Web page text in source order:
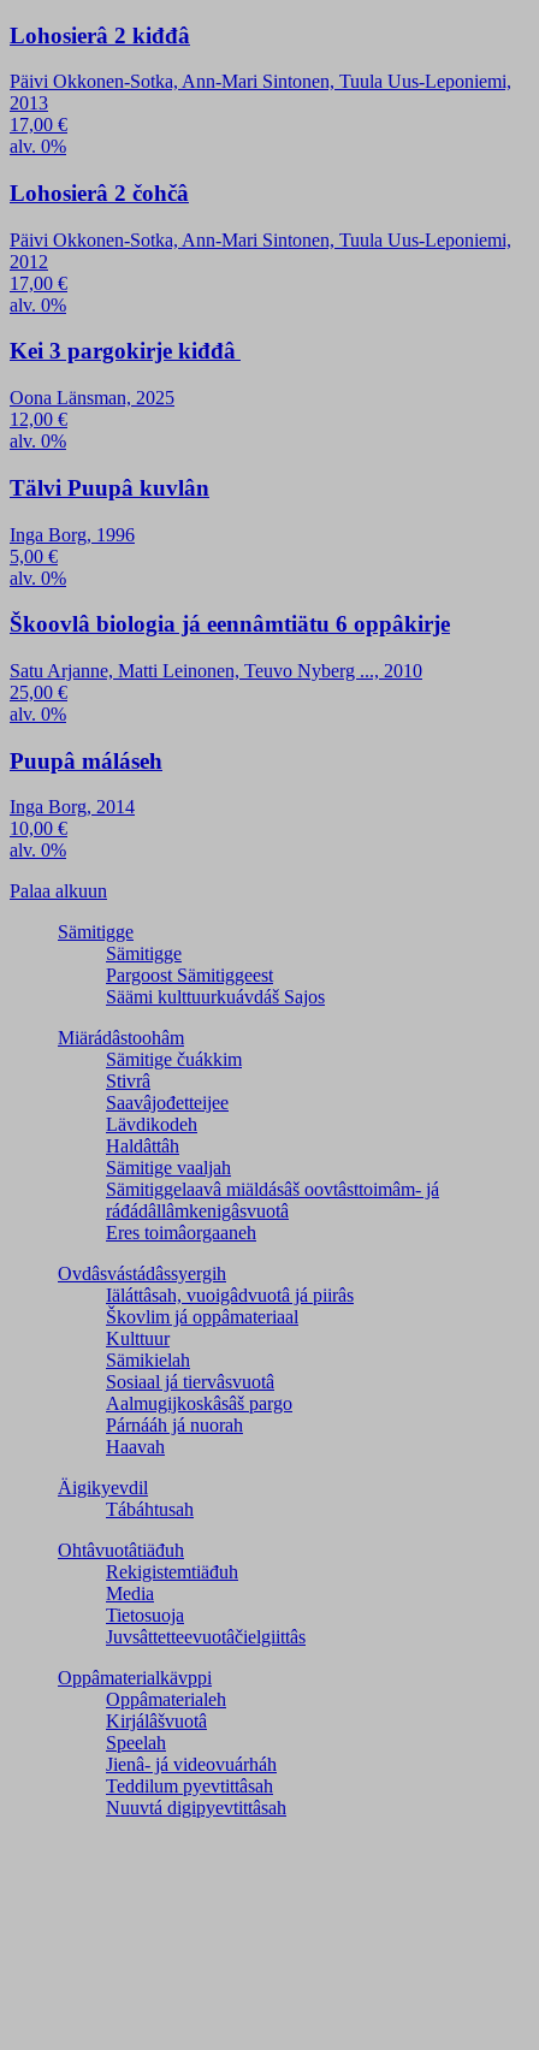
Lohosierâ 2 kiđđâ
Päivi Okkonen-Sotka, Ann-Mari Sintonen, Tuula Uus-Leponiemi,
2013
17,00 €
alv. 0%
Lohosierâ 2 čohčâ
Päivi Okkonen-Sotka, Ann-Mari Sintonen, Tuula Uus-Leponiemi,
2012
17,00 €
alv. 0%
Kei 3 pargokirje kiđđâ
Oona Länsman, 2025
12,00 €
alv. 0%
Tälvi Puupâ kuvlân
Inga Borg, 1996
5,00 €
alv. 0%
Škoovlâ biologia já eennâmtiätu 6 oppâkirje
Satu Arjanne, Matti Leinonen, Teuvo Nyberg ..., 2010
25,00 €
alv. 0%
Puupâ máláseh
Inga Borg, 2014
10,00 €
alv. 0%
Palaa alkuun
Sämitigge
Sämitigge
Pargoost Sämitiggeest
Säämi kulttuurkuávdáš Sajos
Miärádâstoohâm
Sämitige čuákkim
Stivrâ
Saavâjođetteijee
Lävdikodeh
Haldâttâh
Sämitige vaaljah
Sämitiggelaavâ miäldásâš oovtâsttoimâm- já
ráđádâllâmkenigâsvuotâ
Eres toimâorgaaneh
Ovdâsvástádâssyergih
Iäláttâsah, vuoigâdvuotâ já piirâs
Škovlim já oppâmateriaal
Kulttuur
Sämikielah
Sosiaal já tiervâsvuotâ
Aalmugijkoskâsâš pargo
Párnááh já nuorah
Haavah
Äigikyevdil
Tábáhtusah
Ohtâvuotâtiäđuh
Rekigistemtiäđuh
Media
Tietosuoja
Juvsâttetteevuotâčielgiittâs
Oppâmaterialkävppi
Oppâmaterialeh
Kirjálâšvuotâ
Speelah
Jienâ- já videovuárháh
Teddilum pyevtittâsah
Nuuvtá digipyevtittâsah